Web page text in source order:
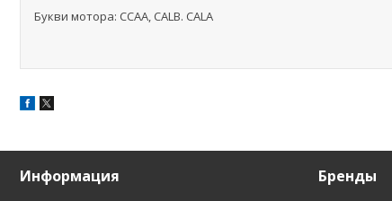
Букви мотора: ССАА, САLB. CALA
Информация Бренды